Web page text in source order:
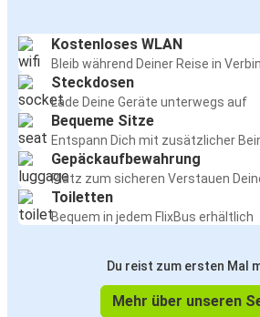
Kostenloses WLAN
Bleib während Deiner Reise in
Steckdosen
Lade Deine Geräte unterwegs auf
Bequeme Sitze
Entspann Dich mit zusätzlicher
Gepäckaufbewahrung
Platz zum sicheren Verstauen
Toiletten
Bequem in jedem FlixBus erhältlich
Du reist zum ersten Mal
Mehr über unseren